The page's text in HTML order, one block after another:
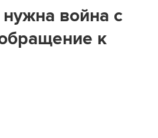
война с
к